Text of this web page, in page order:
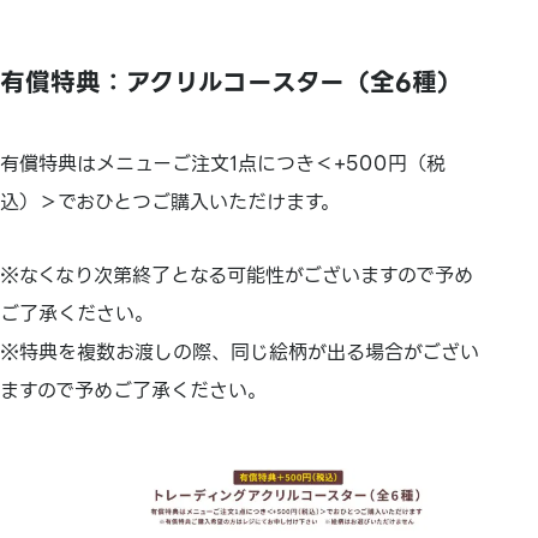
有償特典：アクリルコースター（全6種）
有償特典はメニューご注文1点につき＜+500円（税
込）＞でおひとつご購入いただけます。
※なくなり次第終了となる可能性がございますので予め
ご了承ください。
※特典を複数お渡しの際、同じ絵柄が出る場合がござい
ますので予めご了承ください。